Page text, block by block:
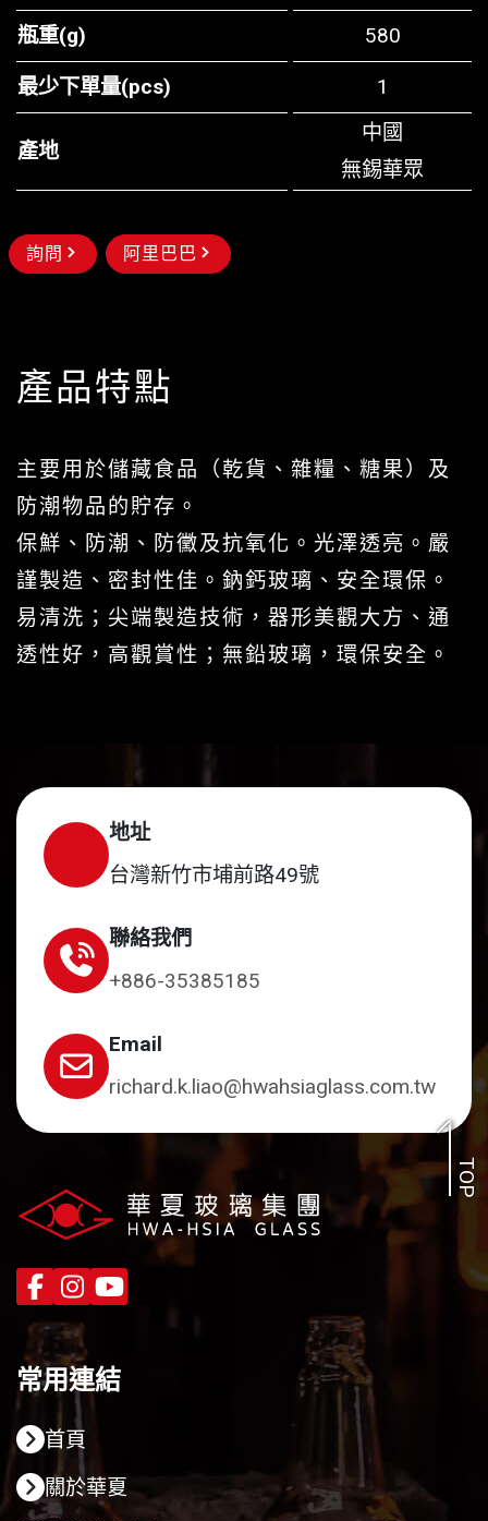
瓶重(g) 580
最少下單量(pcs) 1
產地
中國
無錫華眾
詢問 阿里巴巴
產品特點
主要用於儲藏食品（乾貨、雜糧、糖果）及
防潮物品的貯存。
保鮮、防潮、防黴及抗氧化。光澤透亮。嚴
謹製造、密封性佳。鈉鈣玻璃、安全環保。
易清洗；尖端製造技術，器形美觀大方、通
透性好，高觀賞性；無鉛玻璃，環保安全。
TOP
地址
台灣新竹市埔前路49號
聯絡我們
+886-35385185
Email
richard.k.liao@hwahsiaglass.com.tw
常用連結
首頁
關於華夏